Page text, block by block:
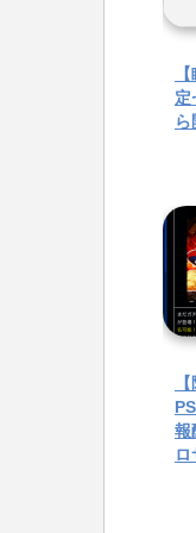
定
ら
報
ロ